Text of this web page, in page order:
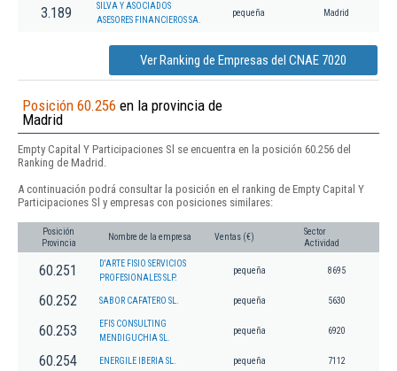
3.189
SILVA Y ASOCIADOS
ASESORES FINANCIEROS SA.
pequeña Madrid
Ver Ranking de Empresas del CNAE 7020
Posición 60.256 en la provincia de
Madrid
Empty Capital Y Participaciones Sl se encuentra en la posición 60.256 del
Ranking de Madrid.
A continuación podrá consultar la posición en el ranking de Empty Capital Y
Participaciones Sl y empresas con posiciones similares:
Posición
Provincia
Nombre de la empresa Ventas (€)
Sector
Actividad
60.251
D'ARTE FISIO SERVICIOS
PROFESIONALES SLP.
pequeña 8695
60.252 SABOR CAFATERO SL. pequeña 5630
60.253
EFIS CONSULTING
MENDIGUCHIA SL.
pequeña 6920
60.254 ENERGILE IBERIA SL. pequeña 7112